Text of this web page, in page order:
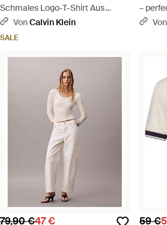
Schmales Logo-T-Shirt Aus
Gerippter Baumwolle - Braun
VonCalvin Klein
SALE
–
Von
79,90 €47 € 59 €